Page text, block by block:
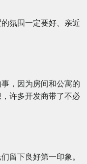
氛围一定要好、亲近
，因为房间和公寓的
许多开发商带了不必
留下良好第一印象。